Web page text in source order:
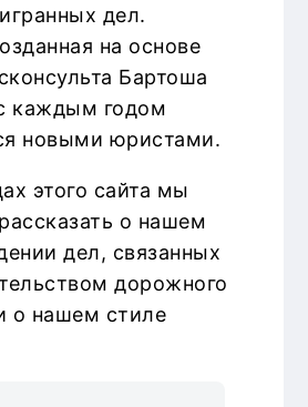
дел.
на основе
Бартоша
каждым годом
новыми юристами.
этого сайта мы
о нашем
дел, связанных
дорожного
о нашем стиле